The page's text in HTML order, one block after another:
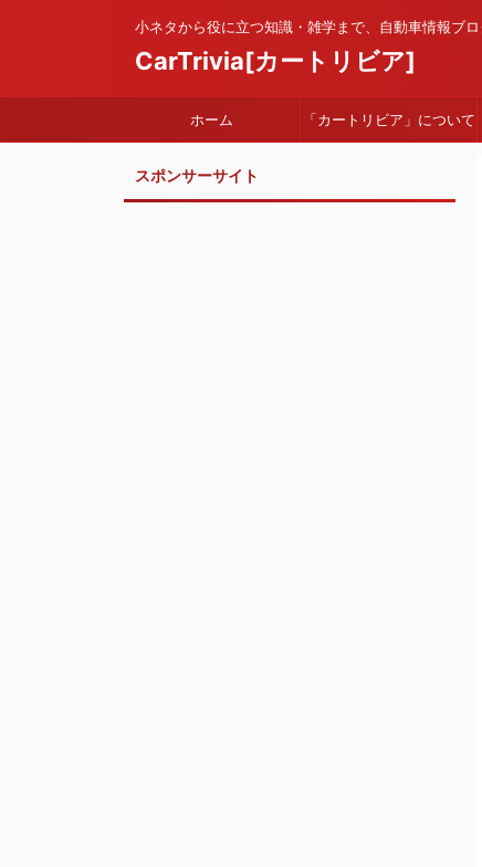
小ネタから役に立つ知識・雑学まで、自動車情報ブ
CarTrivia[カートリビア]
ホーム 「カートリビア」について
スポンサーサイト